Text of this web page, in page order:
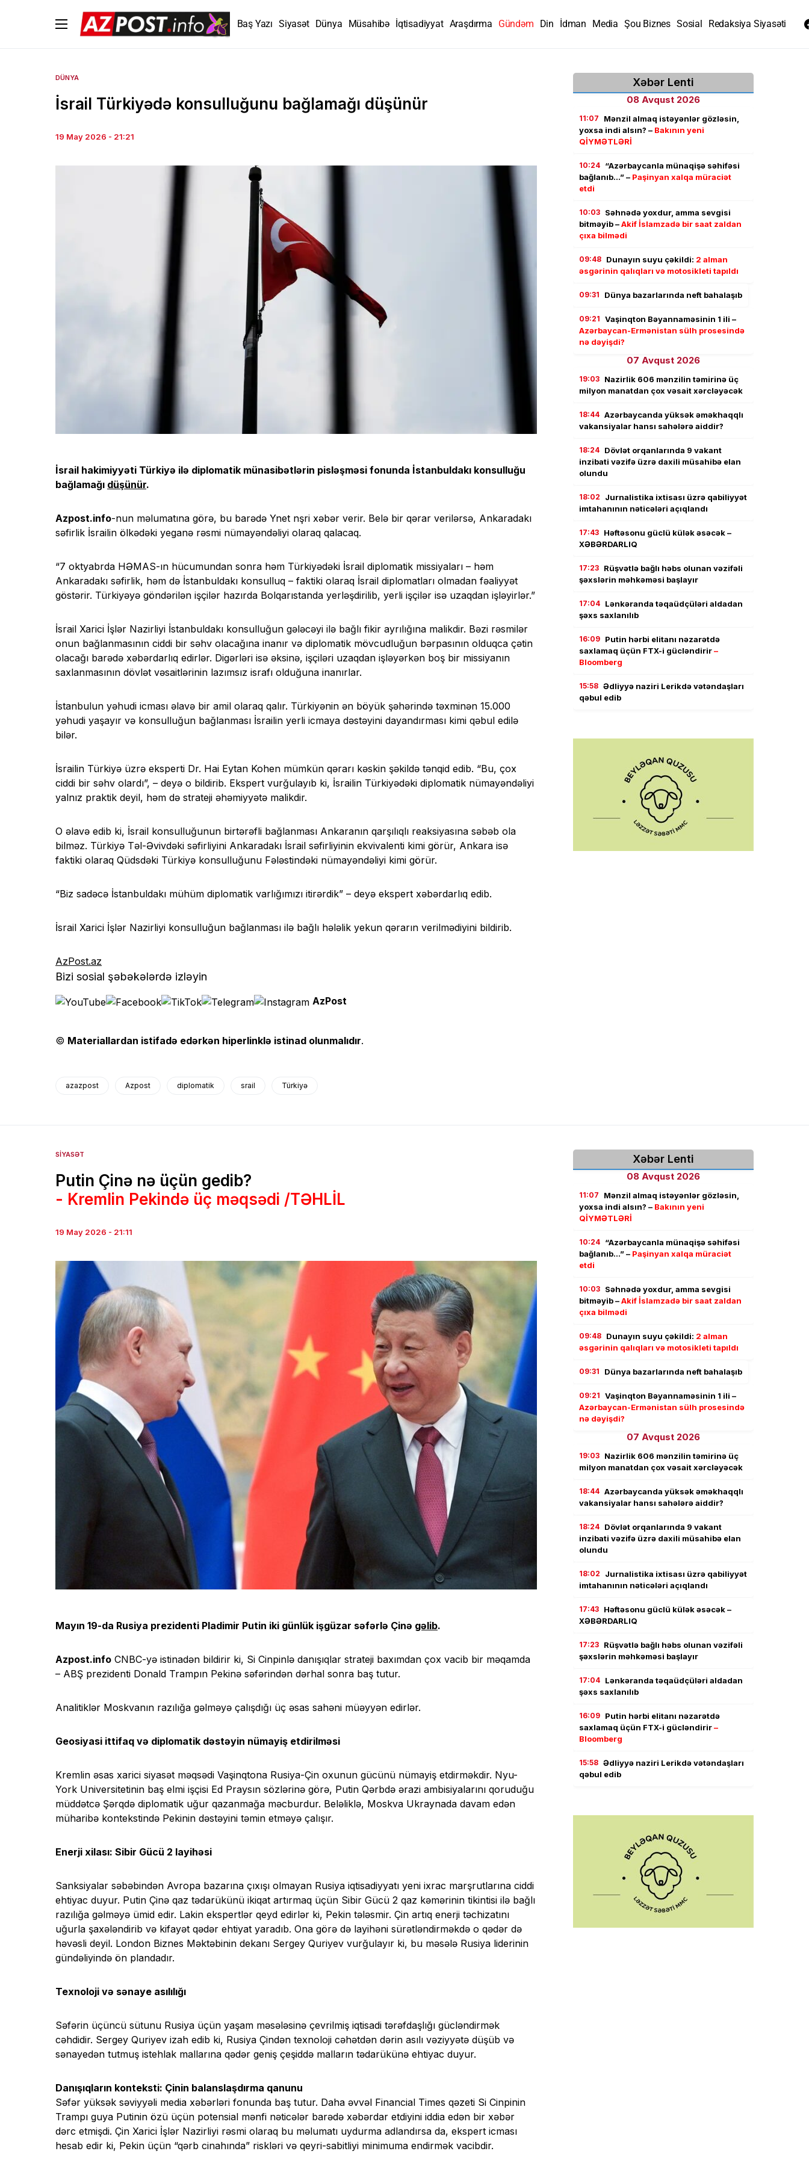
Baş Yazı Siyasət Dünya Müsahibə İqtisadiyyat Araşdırma Gündəm Din İdman Media Şou Biznes Sosial Redaksiya Siyasəti
DÜNYA
İsrail Türkiyədə konsulluğunu bağlamağı düşünür
19 May 2026 - 21:21
İsrail hakimiyyəti Türkiyə ilə diplomatik münasibətlərin pisləşməsi fonunda İstanbuldakı konsulluğu
bağlamağı düşünür.
Azpost.info-nun məlumatına görə, bu barədə Ynet nşri xəbər verir. Belə bir qərar verilərsə, Ankaradakı
səfirlik İsrailin ölkədəki yeganə rəsmi nümayəndəliyi olaraq qalacaq.
“7 oktyabrda HƏMAS-ın hücumundan sonra həm Türkiyədəki İsrail diplomatik missiyaları – həm
Ankaradakı səfirlik, həm də İstanbuldakı konsulluq – faktiki olaraq İsrail diplomatları olmadan fəaliyyət
göstərir. Türkiyəyə göndərilən işçilər hazırda Bolqarıstanda yerləşdirilib, yerli işçilər isə uzaqdan işləyirlər.”
İsrail Xarici İşlər Nazirliyi İstanbuldakı konsulluğun gələcəyi ilə bağlı fikir ayrılığına malikdir. Bəzi rəsmilər
onun bağlanmasının ciddi bir səhv olacağına inanır və diplomatik mövcudluğun bərpasının olduqca çətin
olacağı barədə xəbərdarlıq edirlər. Digərləri isə əksinə, işçiləri uzaqdan işləyərkən boş bir missiyanın
saxlanmasının dövlət vəsaitlərinin lazımsız israfı olduğuna inanırlar.
İstanbulun yəhudi icması əlavə bir amil olaraq qalır. Türkiyənin ən böyük şəhərində təxminən 15.000
yəhudi yaşayır və konsulluğun bağlanması İsrailin yerli icmaya dəstəyini dayandırması kimi qəbul edilə
bilər.
İsrailin Türkiyə üzrə eksperti Dr. Hai Eytan Kohen mümkün qərarı kəskin şəkildə tənqid edib. “Bu, çox
ciddi bir səhv olardı”, – deyə o bildirib. Ekspert vurğulayıb ki, İsrailin Türkiyədəki diplomatik nümayəndəliyi
yalnız praktik deyil, həm də strateji əhəmiyyətə malikdir.
O əlavə edib ki, İsrail konsulluğunun birtərəfli bağlanması Ankaranın qarşılıqlı reaksiyasına səbəb ola
bilməz. Türkiyə Təl-Əvivdəki səfirliyini Ankaradakı İsrail səfirliyinin ekvivalenti kimi görür, Ankara isə
faktiki olaraq Qüdsdəki Türkiyə konsulluğunu Fələstindəki nümayəndəliyi kimi görür.
“Biz sadəcə İstanbuldakı mühüm diplomatik varlığımızı itirərdik” – deyə ekspert xəbərdarlıq edib.
İsrail Xarici İşlər Nazirliyi konsulluğun bağlanması ilə bağlı hələlik yekun qərarın verilmədiyini bildirib.
AzPost.az
Bizi sosial şəbəkələrdə izləyin
AzPost
© Materiallardan istifadə edərkən hiperlinklə istinad olunmalıdır.
azazpost Azpost diplomatik srail Türkiyə
Xəbər Lenti
08 Avqust 2026
11:07
Mənzil almaq istəyənlər gözləsin,
yoxsa indi alsın? – Bakının yeni
QİYMƏTLƏRİ
10:24 “Azərbaycanla münaqişə səhifəsi
bağlanıb…” – Paşinyan xalqa müraciət
etdi
10:03 Səhnədə yoxdur, amma sevgisi
bitməyib –Akif İslamzadə bir saat zaldan
çıxa bilmədi
09:48 Dunayın suyu çəkildi: 2 alman
əsgərinin qalıqları və motosikleti tapıldı
09:31 Dünya bazarlarında neft bahalaşıb
09:21 Vaşinqton Bəyannaməsinin 1 ili –
Azərbaycan-Ermənistan sülh prosesində
nə dəyişdi?
07 Avqust 2026
19:03 Nazirlik 606 mənzilin təmirinə üç
milyon manatdan çox vəsait xərcləyəcək
18:44 Azərbaycanda yüksək əməkhaqqlı
vakansiyalar hansı sahələrə aiddir?
18:24 Dövlət orqanlarında 9 vakant
inzibati vəzifə üzrə daxili müsahibə elan
olundu
18:02
Jurnalistika ixtisası üzrə qabiliyyət
imtahanının nəticələri açıqlandı
17:43 Həftəsonu güclü külək əsəcək –
XƏBƏRDARLIQ
17:23 Rüşvətlə bağlı həbs olunan vəzifəli
şəxslərin məhkəməsi başlayır
17:04 Lənkəranda təqaüdçüləri aldadan
şəxs saxlanılıb
16:09 Putin hərbi elitanı nəzarətdə
saxlamaq üçün FTX-i gücləndirir–
Bloomberg
15:58 Ədliyyə naziri Lerikdə vətəndaşları
qəbul edib
SIYASƏT
Putin Çinə nə üçün gedib?
- Kremlin Pekində üç məqsədi /TƏHLİL
19 May 2026 - 21:11
Mayın 19-da Rusiya prezidenti Pladimir Putin iki günlük işgüzar səfərlə Çinə gəlib.
Azpost.info CNBC-yə istinadən bildirir ki, Si Cinpinlə danışıqlar strateji baxımdan çox vacib bir məqamda
– ABŞ prezidenti Donald Trampın Pekinə səfərindən dərhal sonra baş tutur.
Analitiklər Moskvanın razılığa gəlməyə çalışdığı üç əsas sahəni müəyyən edirlər.
Geosiyasi ittifaq və diplomatik dəstəyin nümayiş etdirilməsi
Kremlin əsas xarici siyasət məqsədi Vaşinqtona Rusiya-Çin oxunun gücünü nümayiş etdirməkdir. Nyu-
York Universitetinin baş elmi işçisi Ed Praysın sözlərinə görə, Putin Qərbdə ərazi ambisiyalarını qoruduğu
müddətcə Şərqdə diplomatik uğur qazanmağa məcburdur. Beləliklə, Moskva Ukraynada davam edən
müharibə kontekstində Pekinin dəstəyini təmin etməyə çalışır.
Enerji xilası: Sibir Gücü 2 layihəsi
Sanksiyalar səbəbindən Avropa bazarına çıxışı olmayan Rusiya iqtisadiyyatı yeni ixrac marşrutlarına ciddi
ehtiyac duyur. Putin Çinə qaz tədarükünü ikiqat artırmaq üçün Sibir Gücü 2 qaz kəmərinin tikintisi ilə bağlı
razılığa gəlməyə ümid edir. Lakin ekspertlər qeyd edirlər ki, Pekin tələsmir. Çin artıq enerji təchizatını
uğurla şaxələndirib və kifayət qədər ehtiyat yaradıb. Ona görə də layihəni sürətləndirməkdə o qədər də
həvəsli deyil. London Biznes Məktəbinin dekanı Sergey Quriyev vurğulayır ki, bu məsələ Rusiya liderinin
gündəliyində ön plandadır.
Texnoloji və sənaye asılılığı
Səfərin üçüncü sütunu Rusiya üçün yaşam məsələsinə çevrilmiş iqtisadi tərəfdaşlığı gücləndirmək
cəhdidir. Sergey Quriyev izah edib ki, Rusiya Çindən texnoloji cəhətdən dərin asılı vəziyyətə düşüb və
sənayedən tutmuş istehlak mallarına qədər geniş çeşiddə malların tədarükünə ehtiyac duyur.
Danışıqların konteksti: Çinin balanslaşdırma qanunu
Səfər yüksək səviyyəli media xəbərləri fonunda baş tutur. Daha əvvəl Financial Times qəzeti Si Cinpinin
Trampı guya Putinin özü üçün potensial mənfi nəticələr barədə xəbərdar etdiyini iddia edən bir xəbər
dərc etmişdi. Çin Xarici İşlər Nazirliyi rəsmi olaraq bu məlumatı uydurma adlandırsa da, ekspert icması
hesab edir ki, Pekin üçün “qərb cinahında” riskləri və qeyri-sabitliyi minimuma endirmək vacibdir.
Xəbər Lenti
08 Avqust 2026
11:07
Mənzil almaq istəyənlər gözləsin,
yoxsa indi alsın? – Bakının yeni
QİYMƏTLƏRİ
10:24 “Azərbaycanla münaqişə səhifəsi
bağlanıb…” – Paşinyan xalqa müraciət
etdi
10:03 Səhnədə yoxdur, amma sevgisi
bitməyib –Akif İslamzadə bir saat zaldan
çıxa bilmədi
09:48 Dunayın suyu çəkildi: 2 alman
əsgərinin qalıqları və motosikleti tapıldı
09:31 Dünya bazarlarında neft bahalaşıb
09:21 Vaşinqton Bəyannaməsinin 1 ili –
Azərbaycan-Ermənistan sülh prosesində
nə dəyişdi?
07 Avqust 2026
19:03 Nazirlik 606 mənzilin təmirinə üç
milyon manatdan çox vəsait xərcləyəcək
18:44 Azərbaycanda yüksək əməkhaqqlı
vakansiyalar hansı sahələrə aiddir?
18:24 Dövlət orqanlarında 9 vakant
inzibati vəzifə üzrə daxili müsahibə elan
olundu
18:02
Jurnalistika ixtisası üzrə qabiliyyət
imtahanının nəticələri açıqlandı
17:43 Həftəsonu güclü külək əsəcək –
XƏBƏRDARLIQ
17:23 Rüşvətlə bağlı həbs olunan vəzifəli
şəxslərin məhkəməsi başlayır
17:04 Lənkəranda təqaüdçüləri aldadan
şəxs saxlanılıb
16:09 Putin hərbi elitanı nəzarətdə
saxlamaq üçün FTX-i gücləndirir–
Bloomberg
15:58 Ədliyyə naziri Lerikdə vətəndaşları
qəbul edib